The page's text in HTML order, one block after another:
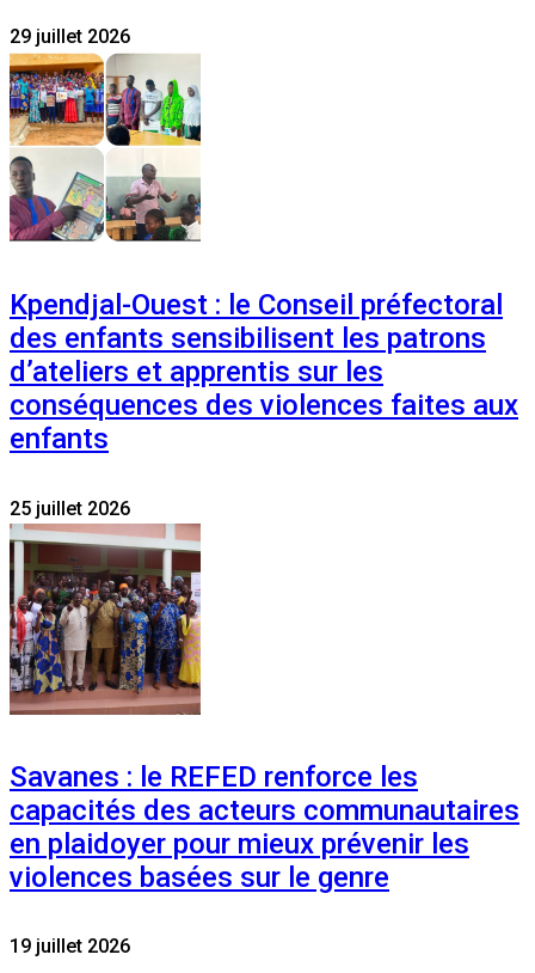
29 juillet 2026
Kpendjal-Ouest : le Conseil préfectoral
des enfants sensibilisent les patrons
d’ateliers et apprentis sur les
conséquences des violences faites aux
enfants
25 juillet 2026
Savanes : le REFED renforce les
capacités des acteurs communautaires
en plaidoyer pour mieux prévenir les
violences basées sur le genre
19 juillet 2026